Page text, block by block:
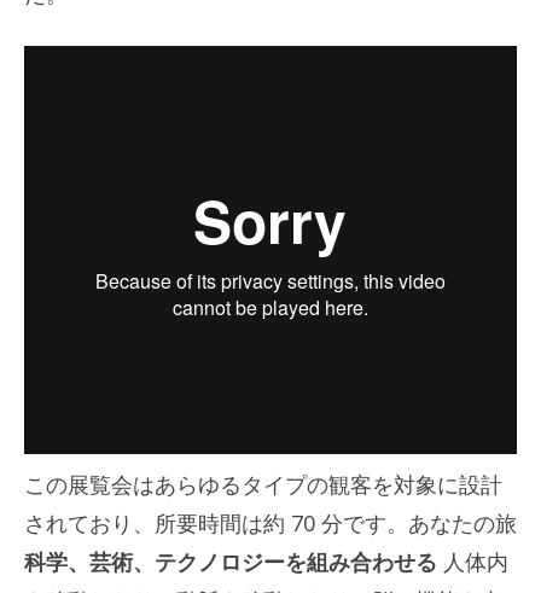
この展覧会はあらゆるタイプの観客を対象に設計
されており、所要時間は約 70 分です。あなたの旅
科学、芸術、テクノロジーを組み合わせる 人体内